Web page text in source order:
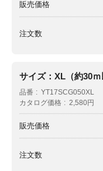
販売価格
注文数
サイズ：XL（約30ｍ
品番
YT17SCG050XL
カタログ価格
2,580円
販売価格
注文数